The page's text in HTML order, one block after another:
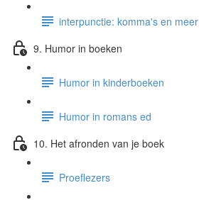
interpunctie: komma's en meer
9. Humor in boeken
Humor in kinderboeken
Humor in romans ed
10. Het afronden van je boek
Proeflezers